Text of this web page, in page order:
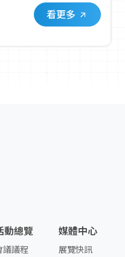
覆蓋在機器手臂或機
具備即時、精確的接
微小的應力變化，當
的機器人表面發生接
看更多
」 」
動總覽
議議程
媒體中心
展覽快訊